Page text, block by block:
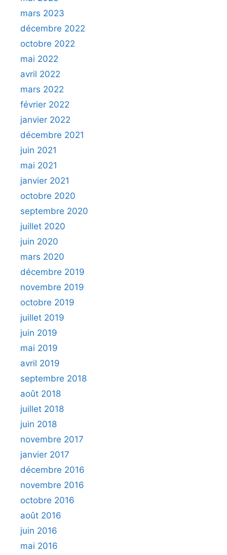
mars 2023
décembre 2022
octobre 2022
mai 2022
avril 2022
mars 2022
février 2022
janvier 2022
décembre 2021
juin 2021
mai 2021
janvier 2021
octobre 2020
septembre 2020
juillet 2020
juin 2020
mars 2020
décembre 2019
novembre 2019
octobre 2019
juillet 2019
juin 2019
mai 2019
avril 2019
septembre 2018
août 2018
juillet 2018
juin 2018
novembre 2017
janvier 2017
décembre 2016
novembre 2016
octobre 2016
août 2016
juin 2016
mai 2016